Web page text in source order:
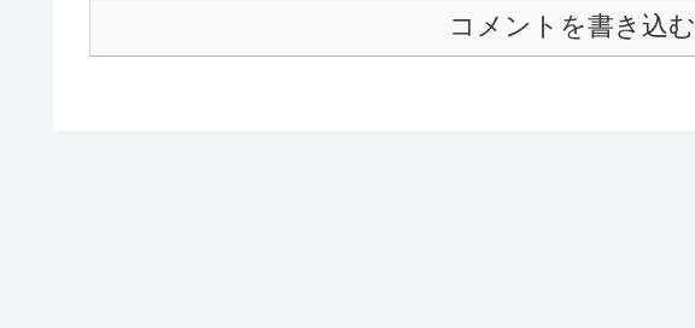
コメントを書き込む